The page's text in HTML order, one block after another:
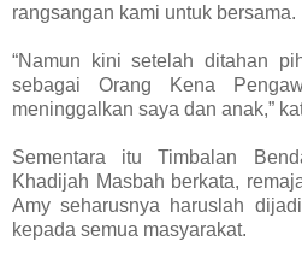
rangsangan kami untuk bersama.
“Namun kini setelah ditahan
sebagai Orang Kena
meninggalkan saya dan anak,”
Sementara itu Timbalan
Khadijah Masbah berkata,
Amy seharusnya haruslah
kepada semua masyarakat.